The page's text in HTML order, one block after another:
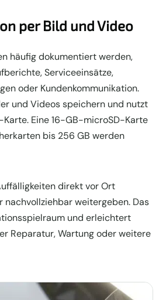
per Bild und Video
häufig dokumentiert werden,
Serviceeinsätze,
oder Kundenkommunikation.
und Videos speichern und nutzt
Eine 16-GB-microSD-Karte
bis 256 GB werden
direkt vor Ort
nachvollziehbar weitergeben. Das
und erleichtert
Reparatur, Wartung oder weitere